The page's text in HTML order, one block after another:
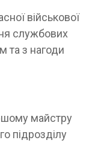
військової
службових
та з нагоди
майстру
підрозділу